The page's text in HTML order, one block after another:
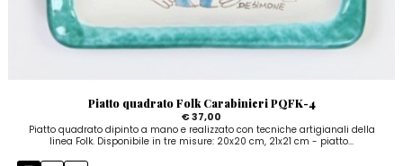
Piatto quadrato Folk Carabinieri PQFK-4
€ 37,00
Piatto quadrato dipinto a mano e realizzato con tecniche artigianali della
linea Folk. Disponibile in tre misure: 20x20 cm, 21x21 cm - piatto...